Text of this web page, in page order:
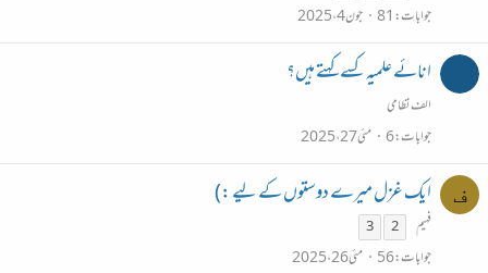
جوابات 81 جون 4، 2025
انائے علمیہ کسے کہتے ہیں؟
الف نظامی
جوابات 6 مئی 27، 2025
ف ایک غزل میرے دوستوں کے لیے :)
فہیم 2
3
جوابات 56 مئی 26، 2025